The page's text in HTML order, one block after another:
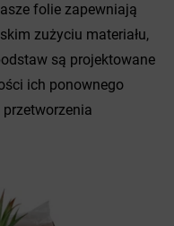
folie zapewniają
zużyciu materiału,
są projektowane
ich ponownego